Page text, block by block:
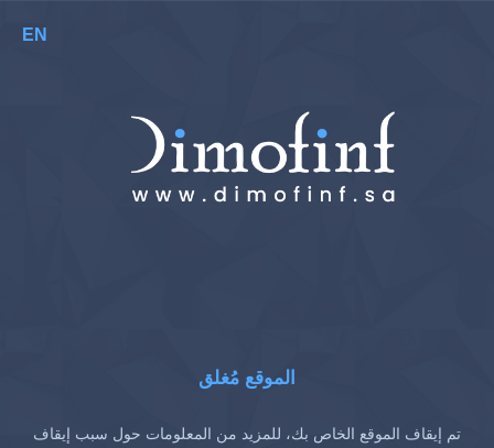
EN
الموقع مُغلق
تم إيقاف الموقع الخاص بك، للمزيد من المعلومات حول سبب إيقاف